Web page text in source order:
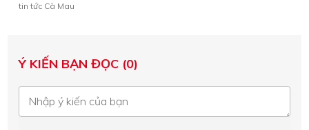
tin tức Cà Mau
Ý KIẾN BẠN ĐỌC (0)